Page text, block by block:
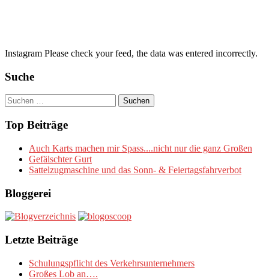
Instagram Please check your feed, the data was entered incorrectly.
Suche
Suchen
nach:
Top Beiträge
Auch Karts machen mir Spass....nicht nur die ganz Großen
Gefälschter Gurt
Sattelzugmaschine und das Sonn- & Feiertagsfahrverbot
Bloggerei
Letzte Beiträge
Schulungspflicht des Verkehrsunternehmers
Großes Lob an….